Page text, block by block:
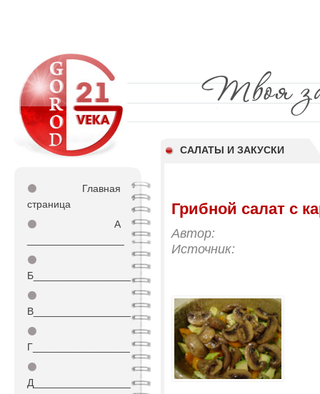
САЛАТЫ И ЗАКУСКИ
⚫
Главная
страница
⚫
А
⚫
Б_________________
⚫
В_________________
⚫
Г_________________
⚫
Д_________________
Грибной салат с
Автор:
Источник: